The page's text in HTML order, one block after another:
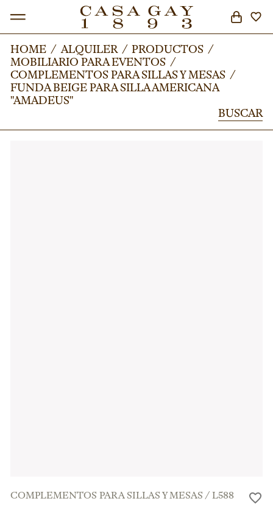
BUSCAR
HOME / ALQUILER / PRODUCTOS /
MOBILIARIO PARA EVENTOS /
COMPLEMENTOS PARA SILLAS Y MESAS /
FUNDA BEIGE PARA SILLA AMERICANA
"AMADEUS"
BUSCAR
HOME / ALQUILER / PRODUCTOS /
MOBILIARIO PARA EVENTOS /
COMPLEMENTOS PARA SILLAS Y MESAS /
FUNDA BEIGE PARA SILLA AMERICANA
"AMADEUS"
BUSCAR
COMPLEMENTOS PARA SILLAS Y MESAS /L588